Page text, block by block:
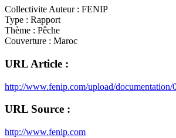
Collectivite Auteur : FENIP
Type : Rapport
Thème : Pêche
Couverture : Maroc
URL Article :
http://www.fenip.com/upload/
URL Source :
http://www.fenip.com